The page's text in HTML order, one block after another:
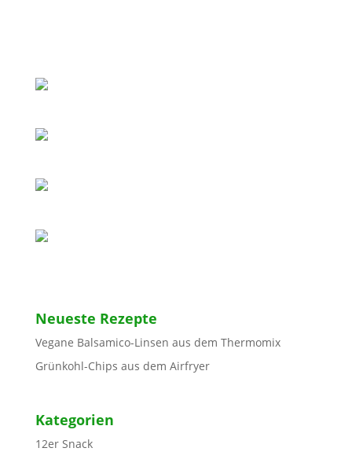
Neueste Rezepte
Vegane Balsamico-Linsen aus dem Thermomix
Grünkohl-Chips aus dem Airfryer
Kategorien
12er Snack